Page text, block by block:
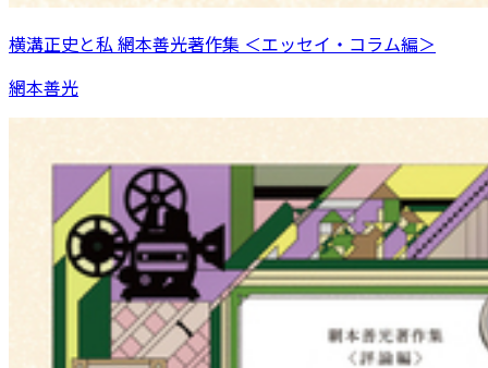
横溝正史と私 網本善光著作集 ＜エッセイ・コラム編＞
網本善光